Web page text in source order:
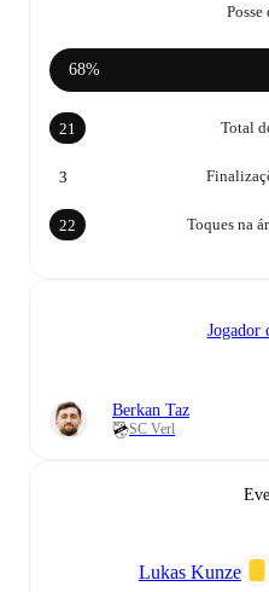
Posse
68%
Total
21
3
Toques na
22
Jogador
Berkan Taz
SC Verl
Lukas Kunze